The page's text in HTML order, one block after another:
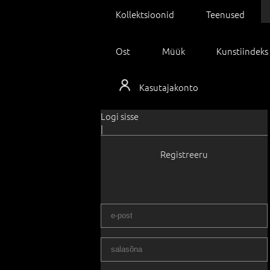
Kollektsioonid Teenused
Ost Müük Kunstiindeks
Kasutajakonto
Logi sisse
|
Registreeru